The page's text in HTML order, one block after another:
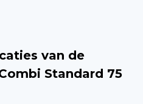
van de
Standard 75